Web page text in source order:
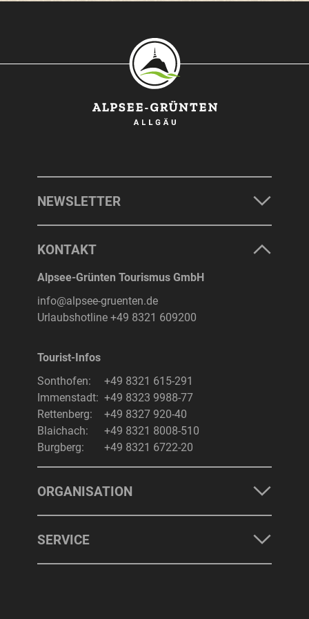
BLAICHACH-GUNZESRIED
BURGBERG
UNTERKÜNFTE
ERLEBNISSE
Suchbegriff
Suchen
NEWSLETTER
KONTAKT
Alpsee-Grünten Tourismus GmbH
info@alpsee-gruenten.de
Urlaubshotline +49 8321 609200
Tourist-Infos
Sonthofen:
+49 8321 615-291
Immenstadt: +49 8323 9988-77
Rettenberg:
+49 8327 920-40
Blaichach:
+49 8321 8008-510
Burgberg:
+49 8321 6722-20
ORGANISATION
SERVICE